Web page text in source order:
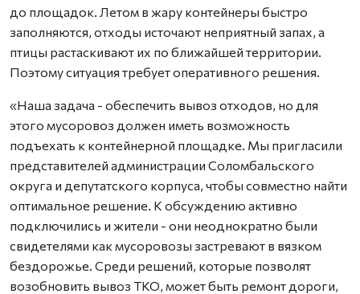
до площадок. Летом в жару контейнеры быстро
заполняются, отходы источают неприятный запах, а
птицы растаскивают их по ближайшей территории.
Поэтому ситуация требует оперативного решения.
«Наша задача - обеспечить вывоз отходов, но для
этого мусоровоз должен иметь возможность
подъехать к контейнерной площадке. Мы пригласили
представителей администрации Соломбальского
округа и депутатского корпуса, чтобы совместно найти
оптимальное решение. К обсуждению активно
подключились и жители - они неоднократно были
свидетелями как мусоровозы застревают в вязком
бездорожье. Среди решений, которые позволят
возобновить вывоз ТКО, может быть ремонт дороги,